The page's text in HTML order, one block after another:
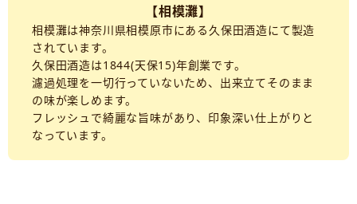
【相模灘】
相模灘は神奈川県相模原市にある久保田酒造にて製造
されています。
久保田酒造は1844(天保15)年創業です。
濾過処理を一切行っていないため、出来立てそのまま
の味が楽しめます。
フレッシュで綺麗な旨味があり、印象深い仕上がりと
なっています。